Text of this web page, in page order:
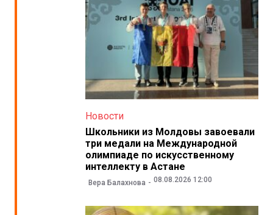
Новости
Школьники из Молдовы завоевали
три медали на Международной
олимпиаде по искусственному
интеллекту в Астане
Вера Балахнова 08.08.2026 12:00